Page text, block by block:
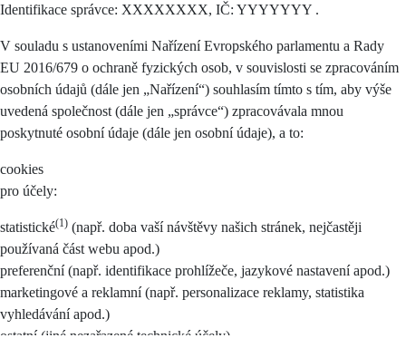
Identifikace správce: XXXXXXXX, IČ: YYYYYYY .
V souladu s ustanoveními Nařízení Evropského parlamentu a Rady
EU 2016/679 o ochraně fyzických osob, v souvislosti se zpracováním
osobních údajů (dále jen „Nařízení“) souhlasím tímto s tím, aby výše
uvedená společnost (dále jen „správce“) zpracovávala mnou
poskytnuté osobní údaje (dále jen osobní údaje), a to:
cookies
pro účely:
statistické(1) (např. doba vaší návštěvy našich stránek, nejčastěji
používaná část webu apod.)
preferenční (např. identifikace prohlížeče, jazykové nastavení apod.)
marketingové a reklamní (např. personalizace reklamy, statistika
vyhledávání apod.)
ostatní (jiné nezařazené technické účely)